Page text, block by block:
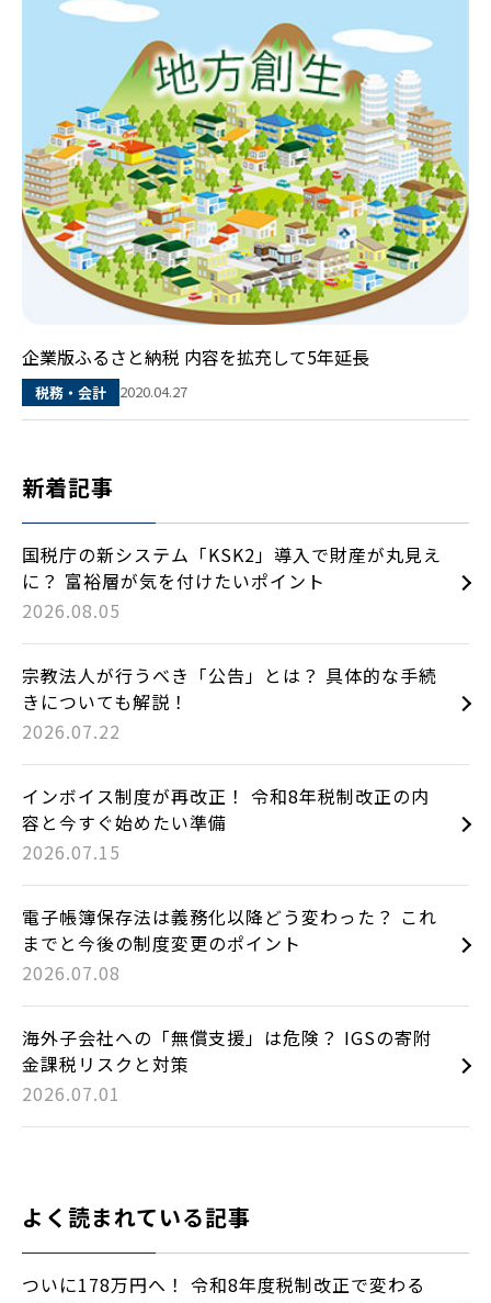
企業版ふるさと納税 内容を拡充して5年延長
税務・会計 2020.04.27
新着記事
国税庁の新システム「KSK2」導入で財産が丸見え
に？ 富裕層が気を付けたいポイント
2026.08.05
宗教法人が行うべき「公告」とは？ 具体的な手続
きについても解説！
2026.07.22
インボイス制度が再改正！ 令和8年税制改正の内
容と今すぐ始めたい準備
2026.07.15
電子帳簿保存法は義務化以降どう変わった？ これ
までと今後の制度変更のポイント
2026.07.08
海外子会社への「無償支援」は危険？ IGSの寄附
金課税リスクと対策
2026.07.01
よく読まれている記事
ついに178万円へ！ 令和8年度税制改正で変わる